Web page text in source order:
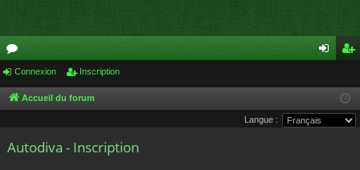
or
u
s
cri
pti
Connexion Inscription
Accueil du forum
Langue :
Autodiva - Inscription